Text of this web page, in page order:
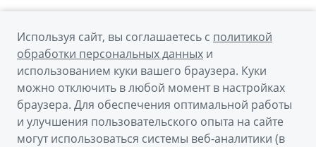
ATLAS
OKAVANGO
MONJARO
Новости
Наша команда
Правовая информация
Контакты
Мы в соцсетях
© 2026
Используя сайт, вы соглашаетесь с политикой
обработки персональных данных и
использованием куки вашего браузера. Куки
можно отключить в любой момент в настройках
браузера. Для обеспечения оптимальной работы
и улучшения пользовательского опыта на сайте
могут использоваться системы веб-аналитики (в